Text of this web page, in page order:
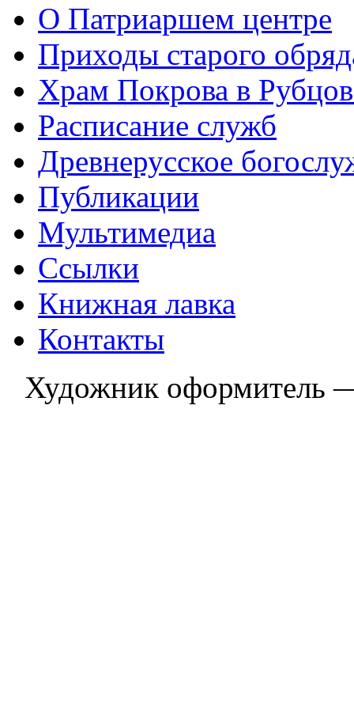
О Патриаршем центре
Приходы старого
Храм Покрова в
Расписание служб
Древнерусское
Публикации
Мультимедиа
Ссылки
Книжная лавка
Контакты
Художник оформитель